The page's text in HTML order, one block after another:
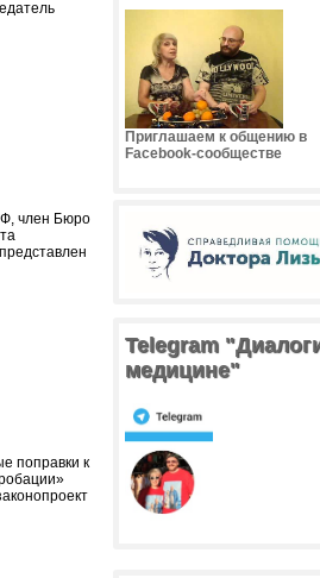
член Бюро
поправки к
Приглашаем к общению в
Facebook-сообществе
Telegram
медицине"